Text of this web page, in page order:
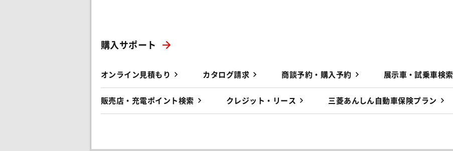
購入サポート
オンライン見積もり カタログ請求 商談予約・購入予約 展示車・試乗車検索
販売店・充電ポイント検索 クレジット・リース 三菱あんしん自動車保険プラン